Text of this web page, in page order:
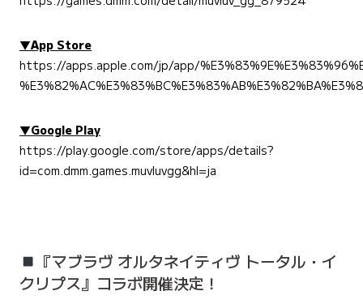
▼App Store
https://apps.apple.com/jp/app/
▼Google Play
https://play.google.com/store/apps/details?
id=com.dmm.games.muvluvgg&hl=ja
『マブラヴ オルタネイティヴ トータル・イ
クリプス』コラボ開催決定！